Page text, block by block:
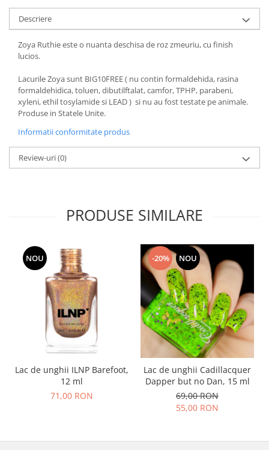
Descriere
Zoya Ruthie este o nuanta deschisa de roz zmeuriu, cu finish
lucios.
Lacurile Zoya sunt BIG10FREE ( nu contin formaldehida, rasina
formaldehidica, toluen, dibutilftalat, camfor, TPHP, parabeni,
xyleni, ethil tosylamide si LEAD ) si nu au fost testate pe animale.
Produse in Statele Unite.
Informatii conformitate produs
Review-uri(0)
PRODUSE SIMILARE
NOU
Lac de unghii ILNP Barefoot,
12 ml
71,00 RON
-20% NOU
Lac de unghii Cadillacquer
Dapper but no Dan, 15 ml
69,00 RON
55,00 RON